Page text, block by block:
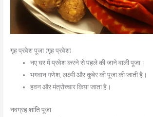
गृह प्रवेश पूजा (गृह प्रवेश)
नए घर में प्रवेश करने से पहले की जाने वाली पूजा।
भगवान गणेश, लक्ष्मी और कुबेर की पूजा की जाती है।
हवन और मंत्रोच्चार किया जाता है।
नवग्रह शांति पूजा